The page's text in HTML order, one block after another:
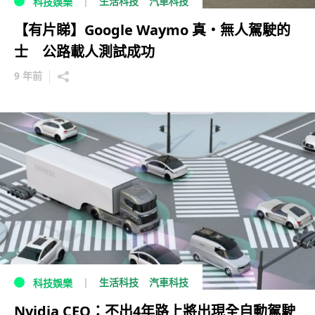
【有片睇】Google Waymo 真・無人駕駛的
士 公路載人測試成功
9 年前
科技娛樂 生活科技 汽車科技
Nvidia CEO：不出4年路上將出現全自動駕駛